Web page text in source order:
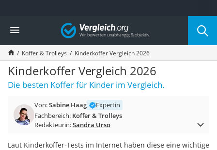
Die beliebtesten Vergleiche nach Kategorie
Freizeit & Sport
Gartentrampolin
Trampolin
Metalldetektor
Eufab-Fahrradträger
Trampolin 366 cm
Aluminium-Koffer
Futterboot
E-Bike-Dreirad
Vergleich
Koffer & Trolleys Kinderkoffer Vergleich 2026
Kinderkoffer Vergleich 2026
Die besten Koffer für Kinder im Vergleich.
Von:Sabine Haag
Expertin
Fachbereich: Koffer & Trolleys
Redakteurin:Sandra Urso
Laut Kinderkoffer-Tests im Internet haben diese eine wichtige